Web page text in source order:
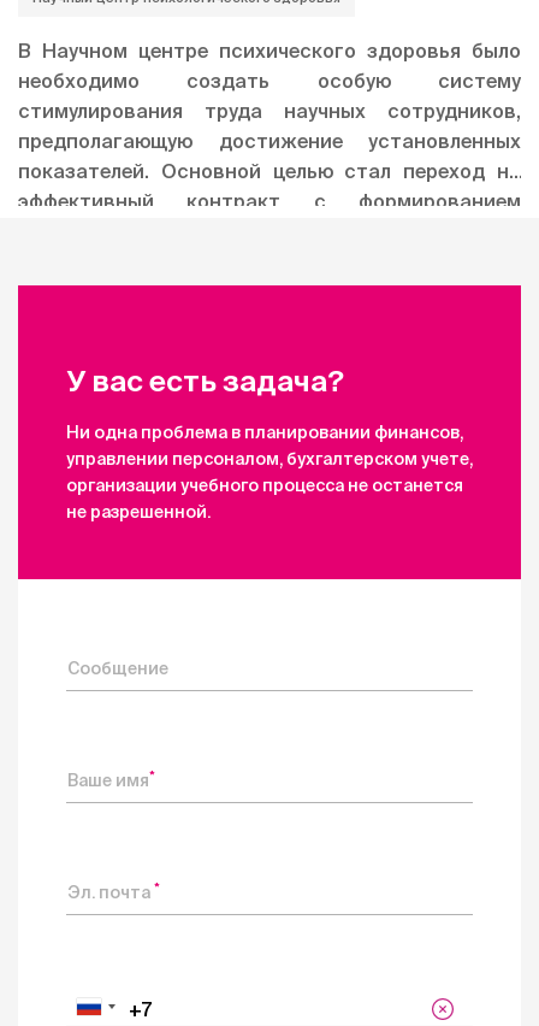
В Научном центре психического здоровья было
необходимо создать особую систему
стимулирования труда научных сотрудников,
предполагающую достижение установленных
показателей. Основной целью стал переход на
эффективный контракт с формированием
У вас есть задача?
Ни одна проблема в планировании финансов,
управлении персоналом, бухгалтерском учете,
организации учебного процесса не останется
не разрешенной.
Сообщение
Ваше имя*
Эл. почта *